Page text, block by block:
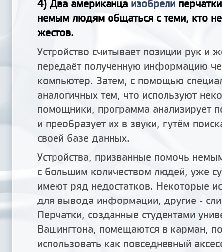
4) Два американца изобрели
немым людям общаться с теми, кто
жестов.
Устройство считывает позиции рук и
передаёт полученную информацию
компьютер. Затем, с помощью
аналогичных тем, что используют
помощники, программа анализирует
и преобразует их в звуки, путём
своей базе данных.
Устройства, призванные помочь
с большим количеством людей, уже
имеют ряд недостатков. Некоторые
для вывода информации, другие -
Перчатки, созданные студентами
Вашингтона, помещаются в карман,
использовать как повседневный